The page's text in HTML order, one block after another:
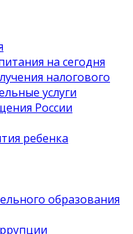
на сегодня
налогового
услуги
России
ребенка
образования